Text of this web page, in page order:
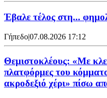
Έβαλε τέλος στη...
Γήπεδο|07.08.2026 17:12
Θεμιστοκλέους: «Με
πλατφόρμες του
ακροδεξιό χέρι» πίσω